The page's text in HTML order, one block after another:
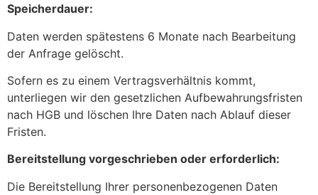
Speicherdauer:
Daten werden spätestens 6 Monate nach Bearbeitung
der Anfrage gelöscht.
Sofern es zu einem Vertragsverhältnis kommt,
unterliegen wir den gesetzlichen Aufbewahrungsfristen
nach HGB und löschen Ihre Daten nach Ablauf dieser
Fristen.
Bereitstellung vorgeschrieben oder erforderlich:
Die Bereitstellung Ihrer personenbezogenen Daten